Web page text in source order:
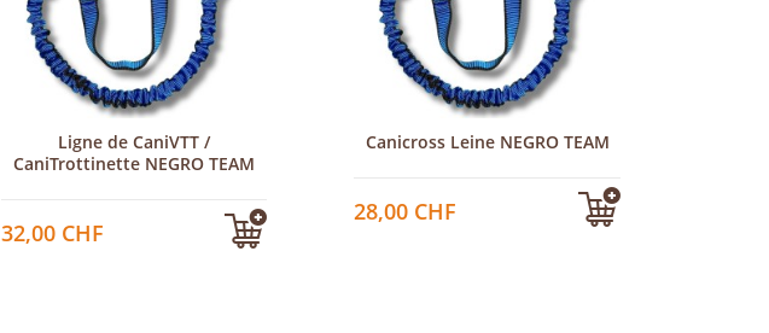
Ligne de CaniVTT /
CaniTrottinette NEGRO TEAM
32,00 CHF
Canicross Leine NEGRO TEAM
28,00 CHF